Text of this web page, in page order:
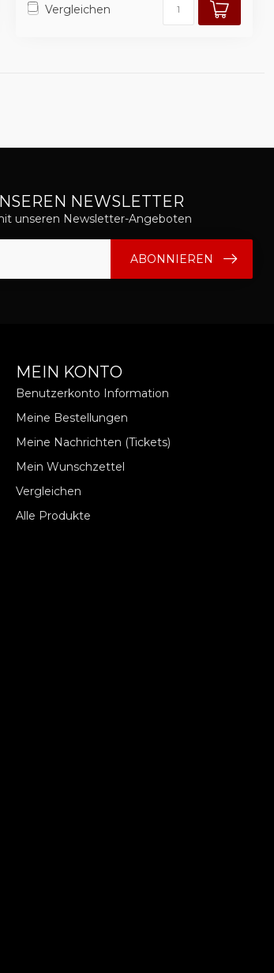
Vergleichen
NEWSLETTER
unseren Newsletter-Angeboten
ABONNIEREN
MEIN KONTO
Benutzerkonto Information
Meine Bestellungen
Meine Nachrichten (Tickets)
Mein Wunschzettel
Vergleichen
Alle Produkte